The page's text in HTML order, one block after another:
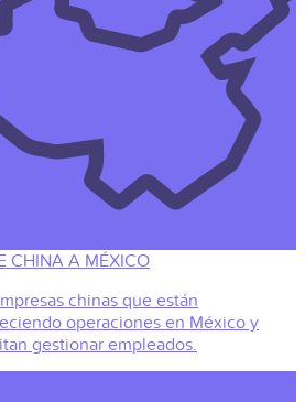
CHINA A MÉXICO
chinas que están
operaciones en México y
gestionar empleados.